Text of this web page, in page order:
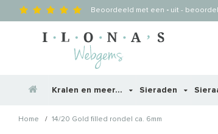
Beoordeeld met een - uit -
Kralen en meer... Sieraden
Home / 14/20 Gold filled rondel ca. 6mm